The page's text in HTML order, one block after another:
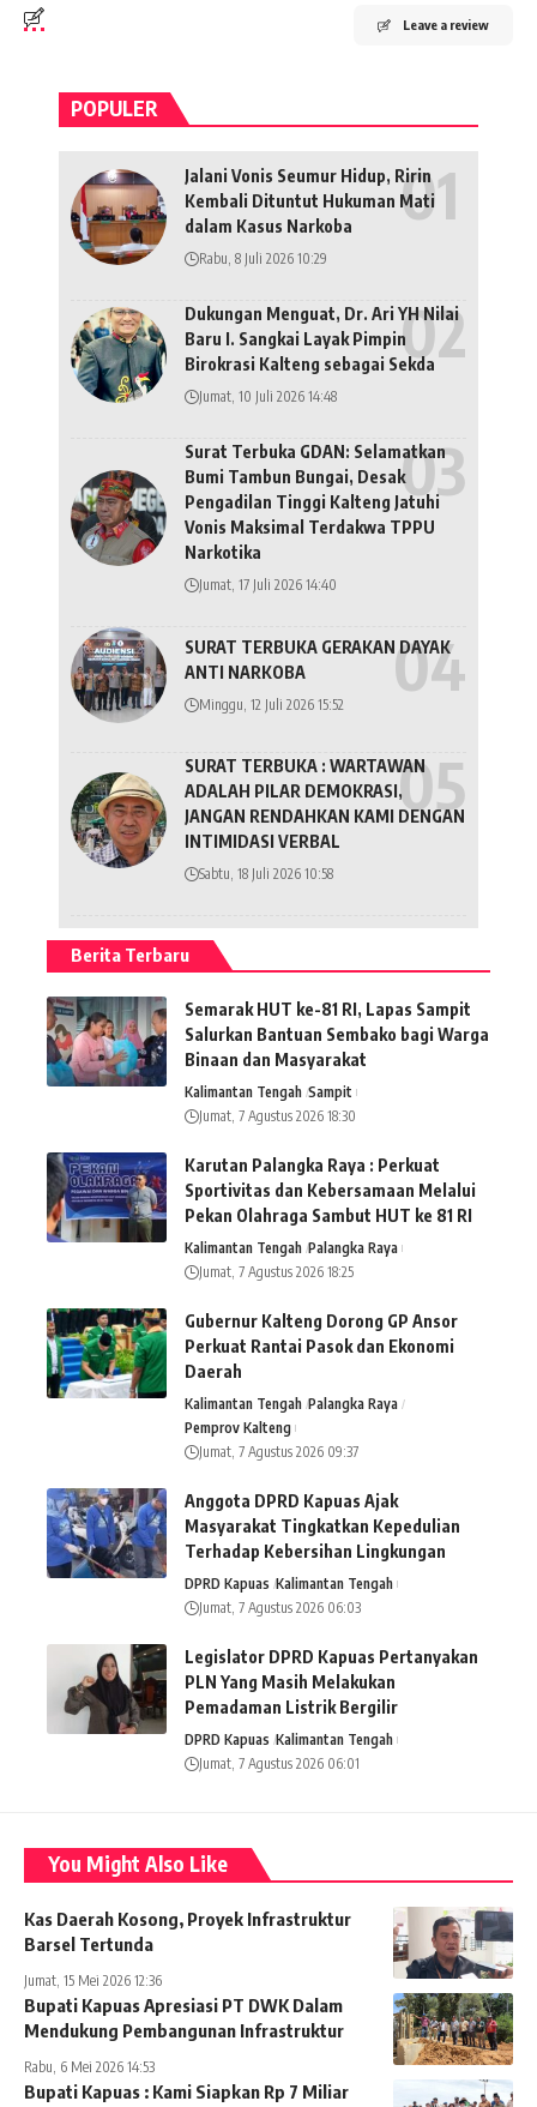
Leave a review
POPULER
Jalani Vonis Seumur Hidup, Ririn
Kembali Dituntut Hukuman Mati
dalam Kasus Narkoba
Rabu, 8 Juli 2026 10:29
Dukungan Menguat, Dr. Ari YH Nilai
Baru I. Sangkai Layak Pimpin
Birokrasi Kalteng sebagai Sekda
Jumat, 10 Juli 2026 14:48
Surat Terbuka GDAN: Selamatkan
Bumi Tambun Bungai, Desak
Pengadilan Tinggi Kalteng Jatuhi
Vonis Maksimal Terdakwa TPPU
Narkotika
Jumat, 17 Juli 2026 14:40
SURAT TERBUKA GERAKAN DAYAK
ANTI NARKOBA
Minggu, 12 Juli 2026 15:52
SURAT TERBUKA : WARTAWAN
ADALAH PILAR DEMOKRASI,
JANGAN RENDAHKAN KAMI DENGAN
INTIMIDASI VERBAL
Sabtu, 18 Juli 2026 10:58
Berita Terbaru
Semarak HUT ke-81 RI, Lapas Sampit
Salurkan Bantuan Sembako bagi Warga
Binaan dan Masyarakat
Kalimantan Tengah Sampit
Jumat, 7 Agustus 2026 18:30
Karutan Palangka Raya : Perkuat
Sportivitas dan Kebersamaan Melalui
Pekan Olahraga Sambut HUT ke 81 RI
Kalimantan Tengah Palangka Raya
Jumat, 7 Agustus 2026 18:25
Gubernur Kalteng Dorong GP Ansor
Perkuat Rantai Pasok dan Ekonomi
Daerah
Kalimantan Tengah Palangka Raya
Pemprov Kalteng
Jumat, 7 Agustus 2026 09:37
Anggota DPRD Kapuas Ajak
Masyarakat Tingkatkan Kepedulian
Terhadap Kebersihan Lingkungan
DPRD Kapuas Kalimantan Tengah
Jumat, 7 Agustus 2026 06:03
Legislator DPRD Kapuas Pertanyakan
PLN Yang Masih Melakukan
Pemadaman Listrik Bergilir
DPRD Kapuas Kalimantan Tengah
Jumat, 7 Agustus 2026 06:01
You Might Also Like
Kas Daerah Kosong, Proyek Infrastruktur
Barsel Tertunda
Jumat, 15 Mei 2026 12:36
Bupati Kapuas Apresiasi PT DWK Dalam
Mendukung Pembangunan Infrastruktur
Rabu, 6 Mei 2026 14:53
Bupati Kapuas : Kami Siapkan Rp 7 Miliar